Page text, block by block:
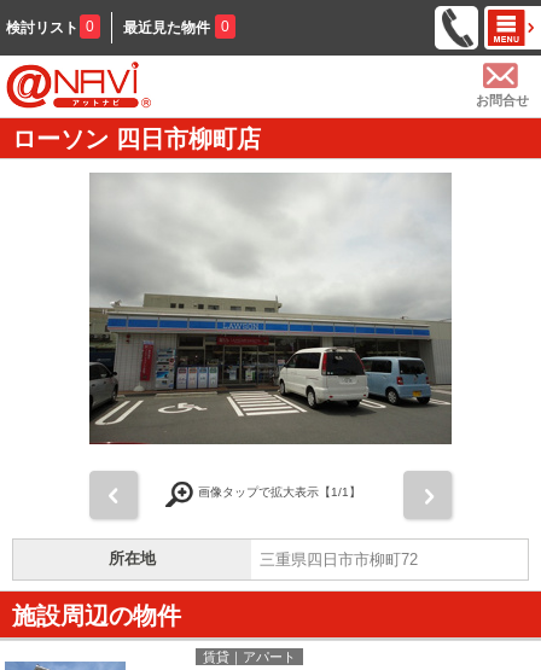
検討リスト 0 最近見た物件 0
お問合せ
ローソン 四日市柳町店
画像タップで拡大表示【1/1】
所在地 三重県四日市市柳町72
施設周辺の物件
賃貸｜アパート